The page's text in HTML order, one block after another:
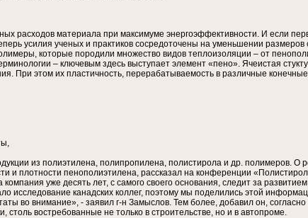
расходов материала при максимуме энергоэффективности. И если
усилия ученых и практиков сосредоточены на уменьшении
которые породили множество видов теплоизоляции – от
– ключевым здесь выступает элемент «пено». Ячеистая
При этом их пластичность, перерабатываемость в различные
из полиэтилена, полипропилена, полистирола и др. полимеров. О
и плотности пенополиэтилена, рассказал на конференции
уже десять лет, с самого своего основания, следит за
исследование канадских коллег, поэтому мы поделились этой
во внимание», - заявил г-н Замыслов. Тем более, добавил он,
востребованные не только в строительстве, но и в автопроме.